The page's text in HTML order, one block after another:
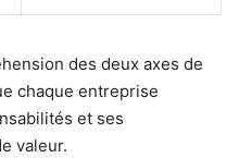
des deux axes de
chaque entreprise
et ses
valeur.